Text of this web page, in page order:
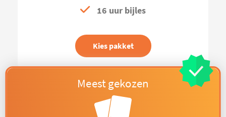
16 uur bijles
Kies pakket